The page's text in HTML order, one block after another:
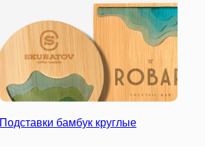
Подставки бамбук круглые